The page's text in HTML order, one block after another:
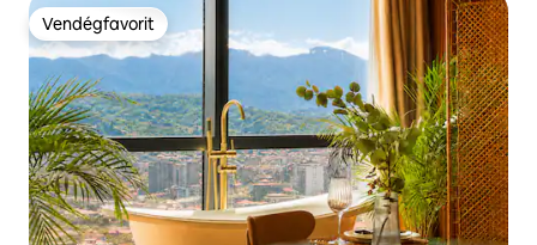
Vendégfavorit
Vendégfavorit